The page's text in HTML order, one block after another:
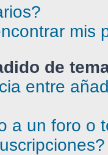
mis
de
entre
a un foro o